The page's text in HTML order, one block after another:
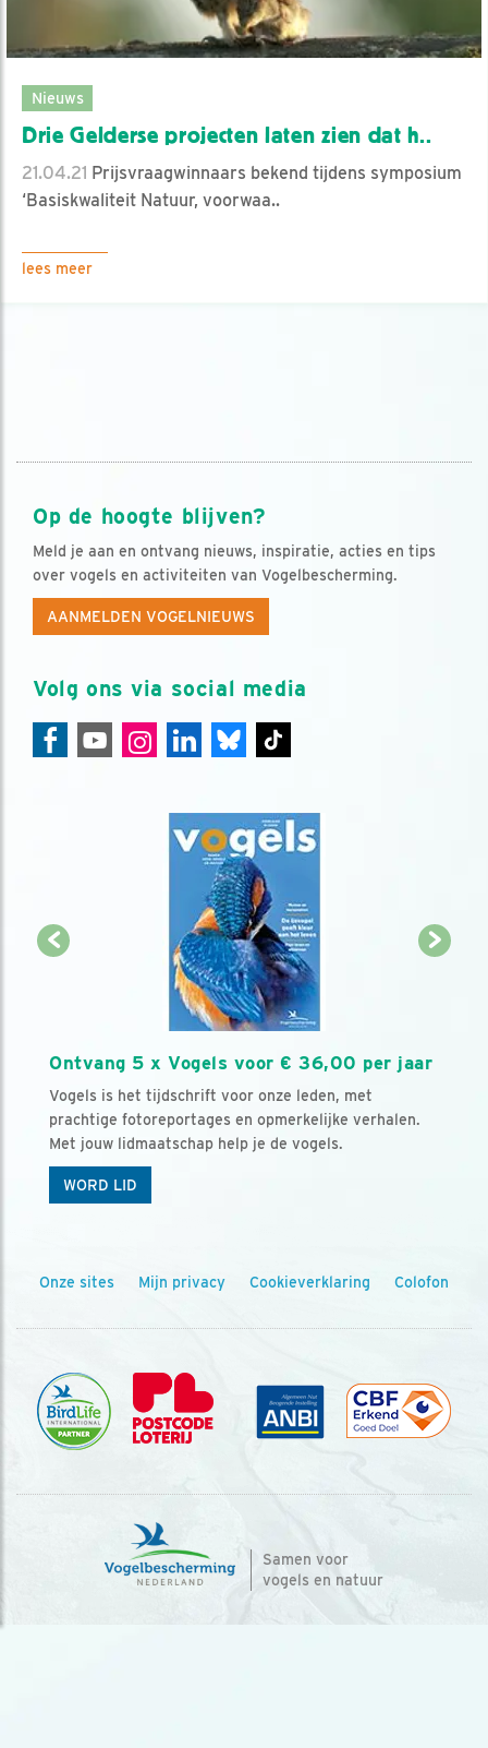
Nieuws
Drie Gelderse projecten laten zien dat h..
21.04.21 Prijsvraagwinnaars bekend tijdens symposium
‘Basiskwaliteit Natuur, voorwaa..
lees meer
Op de hoogte blijven?
Meld je aan en ontvang nieuws, inspiratie, acties en tips
over vogels en activiteiten van Vogelbescherming.
AANMELDEN VOGELNIEUWS
Volg ons via social media
Ontvang 5 x Vogels voor € 36,00 per jaar
Vogels is het tijdschrift voor onze leden, met
prachtige fotoreportages en opmerkelijke verhalen.
Met jouw lidmaatschap help je de vogels.
WORD LID
Onze sites Mijn privacy Cookieverklaring Colofon
Samen voor
vogels en natuur